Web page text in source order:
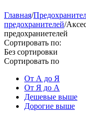
Главная/
предохранителей/
предохраниетелей
Сортировать по:
Без сортировки
Сортировать по
От А до Я
От Я до А
Дешевые выше
Дорогие выше